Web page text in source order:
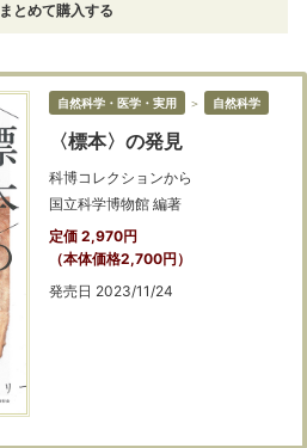
まとめて購入する
自然科学・医学・実用 ＞ 自然科学
〈標本〉の発見
科博コレクションから
国立科学博物館 編著
定価 2,970円
（本体価格2,700円）
発売日 2023/11/24